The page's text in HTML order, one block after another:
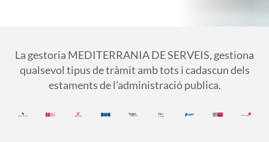
La gestoria MEDITERRANIA DE SERVEIS, gestiona
qualsevol tipus de tràmit amb tots i cadascun dels
estaments de l’administració publica.